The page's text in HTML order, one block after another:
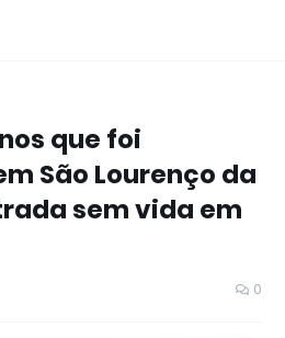
que foi
São Lourenço da
sem vida em
0